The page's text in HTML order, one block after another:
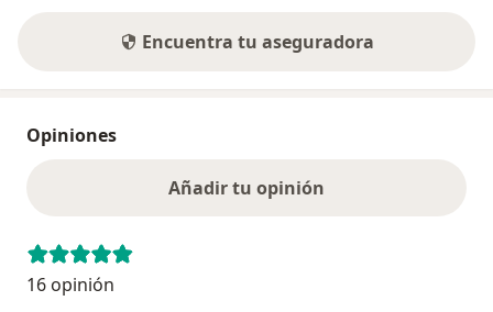
Encuentra tu aseguradora
Opiniones
Añadir tu opinión
16 opinión